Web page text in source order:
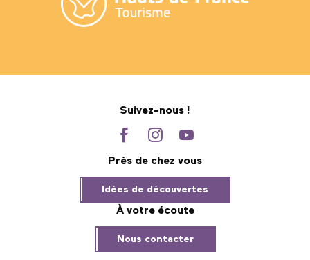
Suivez-nous !
Près de chez vous
Idées de découvertes
À votre écoute
Nous contacter